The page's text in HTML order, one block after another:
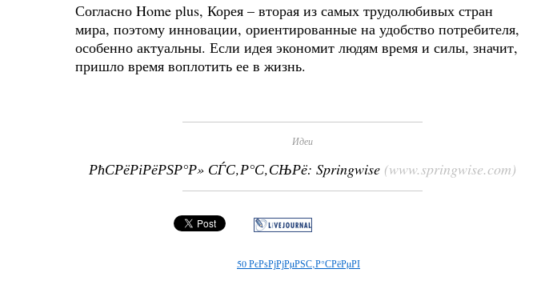
Согласно Home plus, Корея – вторая из самых трудолюбивых стран
мира, поэтому инновации, ориентированные на удобство потребителя,
особенно актуальны. Если идея экономит людям время и силы, значит,
пришло время воплотить ее в жизнь.
Идеи
РћСРёРіРёРЅР°Р» СЃС‚Р°С‚СЊРё: Springwise (www.springwise.com)
50РєРѕРјРјРµРЅС‚Р°СРёРµРІ